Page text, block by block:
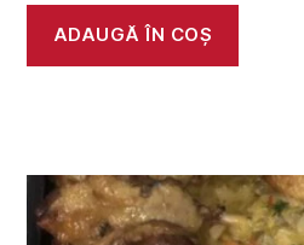
ADAUGĂ ÎN COȘ